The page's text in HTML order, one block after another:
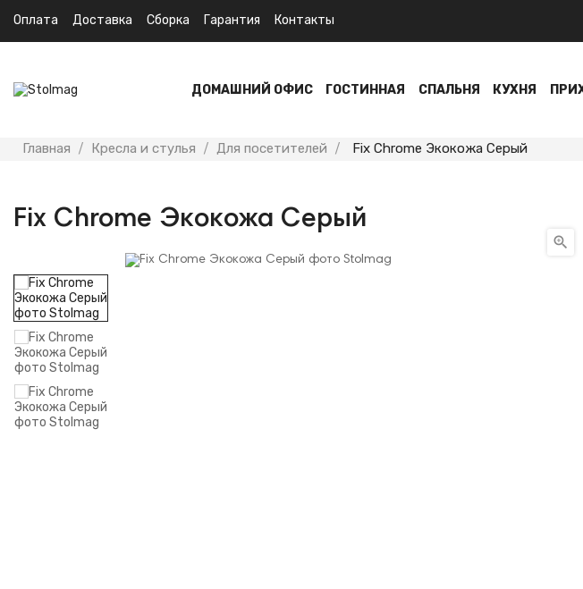
Оплата Доставка Сборка Гарантия Контакты
ДОМАШНИЙ ОФИС ГОСТИННАЯ СПАЛЬНЯ КУХНЯ
Главная Кресла и стулья Для посетителей Fix Chrome Экокожа Серый
Fix Chrome Экокожа Серый
